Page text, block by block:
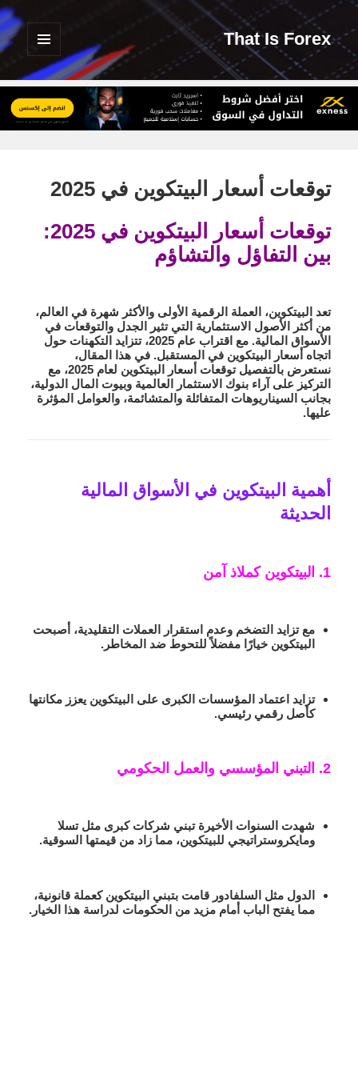
That Is Forex
القائمة
والودجات
توقعات أسعار البيتكوين في 2025
توقعات أسعار البيتكوين في 2025:
بين التفاؤل والتشاؤم
تعد البيتكوين، العملة الرقمية الأولى والأكثر شهرة في العالم،
من أكثر الأصول الاستثمارية التي تثير الجدل والتوقعات في
الأسواق المالية. مع اقتراب عام 2025، تتزايد التكهنات حول
اتجاه أسعار البيتكوين في المستقبل. في هذا المقال،
نستعرض بالتفصيل توقعات أسعار البيتكوين لعام 2025، مع
التركيز على آراء بنوك الاستثمار العالمية وبيوت المال الدولية،
بجانب السيناريوهات المتفائلة والمتشائمة، والعوامل المؤثرة
عليها.
أهمية البيتكوين في الأسواق المالية
الحديثة
1. البيتكوين كملاذ آمن
مع تزايد التضخم وعدم استقرار العملات التقليدية، أصبحت
البيتكوين خيارًا مفضلاً للتحوط ضد المخاطر.
تزايد اعتماد المؤسسات الكبرى على البيتكوين يعزز مكانتها
كأصل رقمي رئيسي.
2. التبني المؤسسي والعمل الحكومي
شهدت السنوات الأخيرة تبني شركات كبرى مثل تسلا
ومايكروستراتيجي للبيتكوين، مما زاد من قيمتها السوقية.
الدول مثل السلفادور قامت بتبني البيتكوين كعملة قانونية،
مما يفتح الباب أمام مزيد من الحكومات لدراسة هذا الخيار.